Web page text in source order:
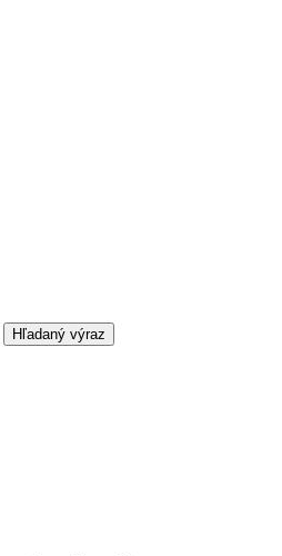
Hľadaný výraz